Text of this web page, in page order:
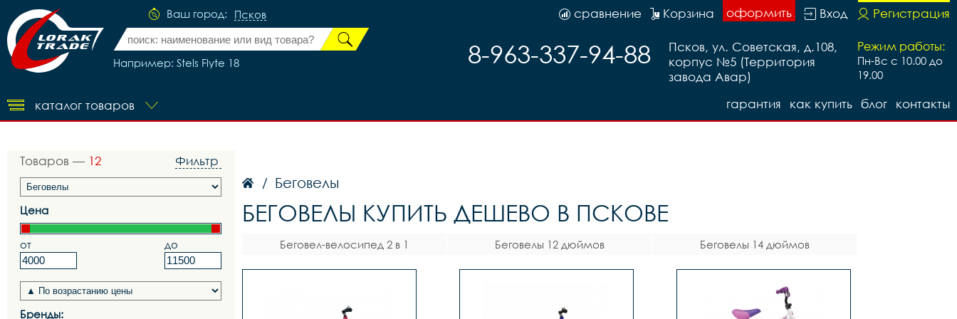
Ваш город: Псков
Например: Stels Flyte 18
Регистрация
Вход
оформить
Корзина
сравнение
Режим работы:
Пн-Вс с 10.00 до
19.00
Псков, ул. Советская, д.108,
корпус №5 (Территория
завода Авар)
8-963-337-94-88
каталог товаров контакты
блог
как купить
гарантия
Товаров — 12 Фильтр
Цена
от до
Бренды:
/ Беговелы
БЕГОВЕЛЫ КУПИТЬ ДЕШЕВО В ПСКОВЕ
Беговел-велосипед 2 в 1 Беговелы 12 дюймов Беговелы 14 дюймов